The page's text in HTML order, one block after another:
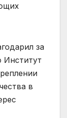
за
Институт
в